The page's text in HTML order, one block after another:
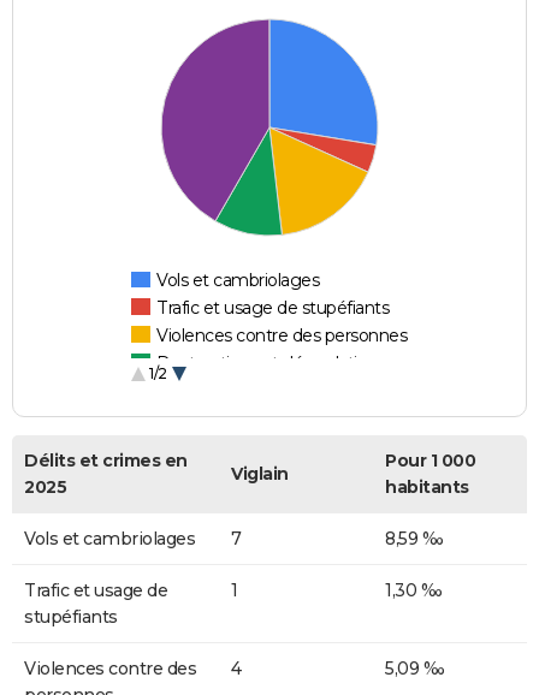
Vols et cambriolages
Trafic et usage de stupéfiants
Violences contre des personnes
Destructions et dégradations
1/2
Délits et crimes en
2025
Viglain
Pour 1 000
habitants
Vols et cambriolages 7 8,59 ‰
Trafic et usage de
stupéfiants
1 1,30 ‰
Violences contre des
4 5,09 ‰